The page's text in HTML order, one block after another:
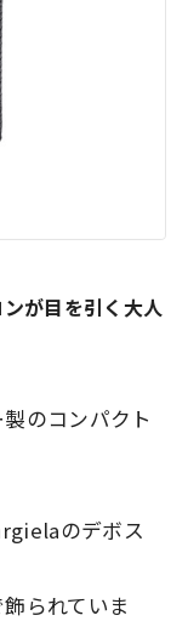
が目を引く大人
のコンパクト
のデボス
られていま